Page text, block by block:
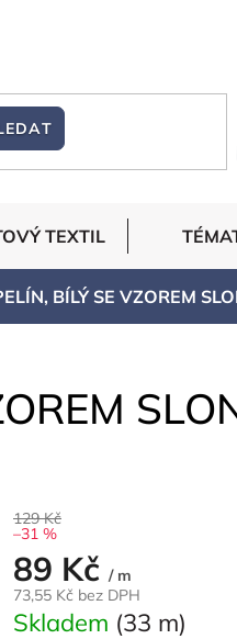
TEXTIL
BÍLÝ SE VZOREM
129 Kč
–31 %
89 Kč / m
73,55 Kč bez DPH
Měrná
cena:
Skladem (33 m)